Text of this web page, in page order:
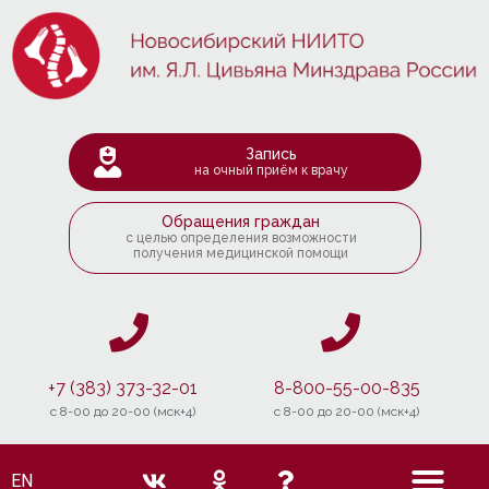
Запись
на очный приём к врачу
Обращения граждан
с целью определения возможности
получения медицинской помощи
+7 (383) 373-32-01
c 8-00 до 20-00 (мск+4)
8-800-55-00-835
c 8-00 до 20-00 (мск+4)
EN